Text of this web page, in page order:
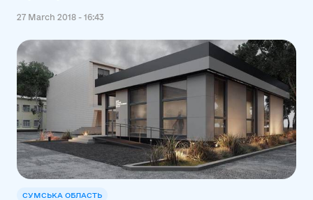
27 March 2018 - 16:43
СУМСЬКА ОБЛАСТЬ